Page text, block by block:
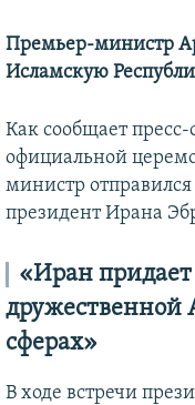
Премьер-министр
Исламскую
Как сообщает
официальной
министр
президент Ирана
«Иран
дружественной
сферах»
В ходе встречи